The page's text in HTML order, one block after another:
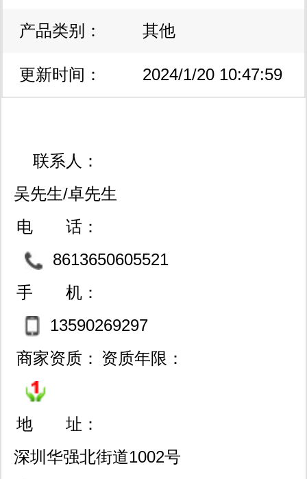
区
产品类别： 其他
更新时间： 2024/1/20 10:47:59
联系人：
吴先生/卓先生
电 话：
8613650605521
手 机：
13590269297
商家资质： 资质年限：
地 址：
深圳华强北街道1002号